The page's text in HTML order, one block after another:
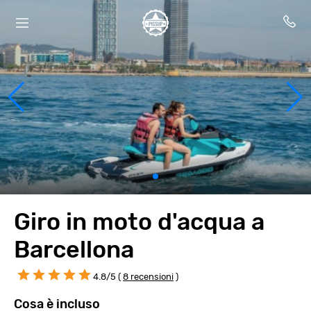
Giro in moto d'acqua a
Barcellona
4.8/5 ( 8 recensioni )
Cosa è incluso